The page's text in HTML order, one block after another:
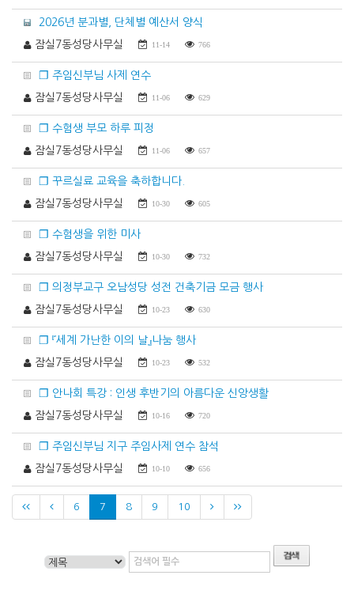
2026년 분과별, 단체별 예산서 양식
잠실7동성당사무실
11-14 766
❐ 주임신부님 사제 연수
잠실7동성당사무실
11-06 629
❐ 수험생 부모 하루 피정
잠실7동성당사무실
11-06 657
❐ 꾸르실료 교육을 축하합니다.
잠실7동성당사무실
10-30 605
❐ 수험생을 위한 미사
잠실7동성당사무실
10-30 732
❐ 의정부교구 오남성당 성전 건축기금 모금 행사
잠실7동성당사무실
10-23 630
❐ 『세계 가난한 이의 날』나눔 행사
잠실7동성당사무실
10-23 532
❐ 안나회 특강 : 인생 후반기의 아름다운 신앙생활
잠실7동성당사무실
10-16 720
❐ 주임신부님 지구 주임사제 연수 참석
잠실7동성당사무실
10-10 656
6 7 8 9 10